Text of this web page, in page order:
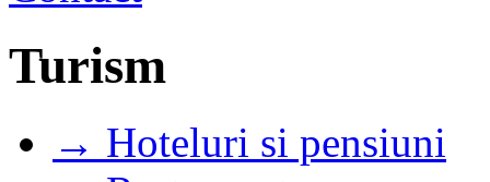
Turism
→ Hoteluri si pensiuni